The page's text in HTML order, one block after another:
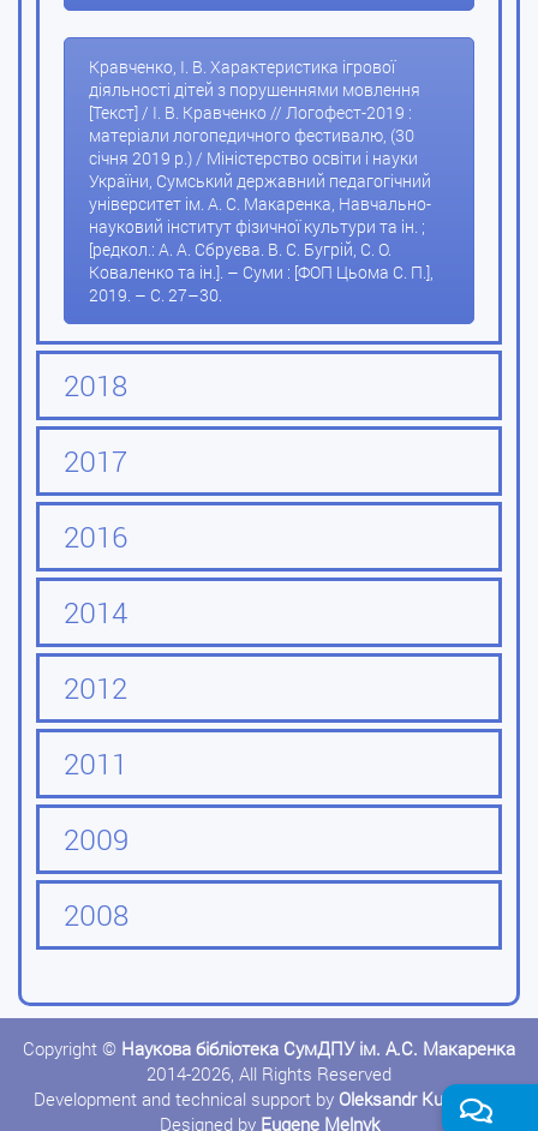
Кравченко, І. В. Характеристика ігрової
діяльності дітей з порушеннями мовлення
[Текст] / І. В. Кравченко // Логофест-2019 :
матеріали логопедичного фестивалю, (30
січня 2019 р.) / Міністерство освіти і науки
України, Сумський державний педагогічний
університет ім. А. С. Макаренка, Навчально-
науковий інститут фізичної культури та ін. ;
[редкол.: А. А. Сбруєва. В. С. Бугрій, С. О.
Коваленко та ін.]. – Суми : [ФОП Цьома С. П.],
2019. – С. 27–30.
2018
2017
2016
2014
2012
2011
2009
2008
Copyright © Наукова бібліотека СумДПУ ім. А.С. Макаренка
2014-2026, All Rights Reserved
Development and technical support by Oleksandr Kushnerov
Designed by Eugene Melnyk